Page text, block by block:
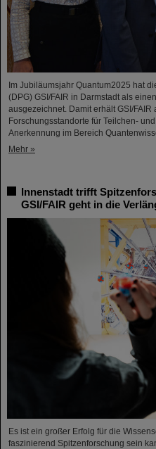
Im Jubiläumsjahr Quantum2025 hat
(DPG) GSI/FAIR in Darmstadt als
ausgezeichnet. Damit erhält GSI/
Forschungsstandorte für Teilchen-
Anerkennung im Bereich
Mehr »
Innenstadt trifft
GSI/FAIR geht in die
Es ist ein großer Erfolg für die
faszinierend Spitzenforschung sein